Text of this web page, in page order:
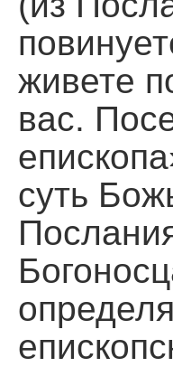
живете
вас.
суть